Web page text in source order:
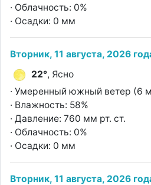
· Облачность: 0%
· Осадки: 0 мм
Вторник, 11 августа, 2026
22°, Ясно
· Умеренный южный ветер (6
· Влажность: 58%
· Давление: 760 мм рт. ст.
· Облачность: 0%
· Осадки: 0 мм
Вторник, 11 августа, 2026